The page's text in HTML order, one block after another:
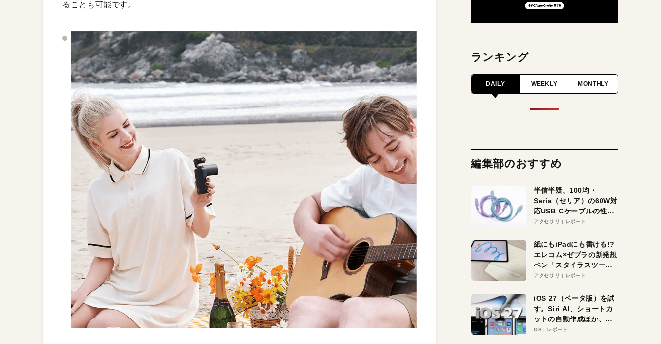
ることも可能です。
ランキング
DAILY WEEKLY MONTHLY
編集部のおすすめ
半信半疑。100均・
Seria（セリア）の60W対
応USB-Cケーブルの性能
を検証。超コスパの1本を
アクセサリ レポート
紙にもiPadにも書ける!?
エレコム×ゼブラの新発想
ペン「スタイラスツーウ
ェイ」レビュー。持ち替
アクセサリ レポート
iOS 27（ベータ版）を試
す。Siri AI、ショートカ
ットの自動作成ほか、期
待大の便利機能5選。
OS レポート